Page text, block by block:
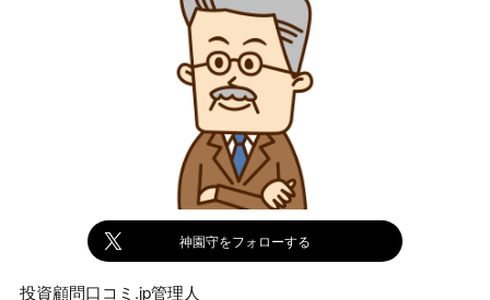
神園守をフォローする
投資顧問口コミ.jp管理人